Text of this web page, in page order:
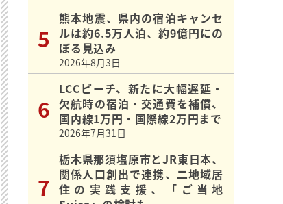
熊本地震、県内の宿泊キャンセ
ルは約6.5万人泊、約9億円にの
ぼる見込み
2026年8月3日
LCCピーチ、新たに大幅遅延・
欠航時の宿泊・交通費を補償、
国内線1万円・国際線2万円まで
2026年7月31日
栃木県那須塩原市とJR東日本、
関係人口創出で連携、二地域居
住の実践支援、「ご当地